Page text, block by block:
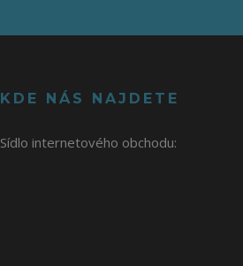
KDE NÁS NAJDETE
Sídlo internetového obchodu: